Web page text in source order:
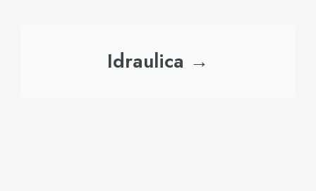
Idraulica →